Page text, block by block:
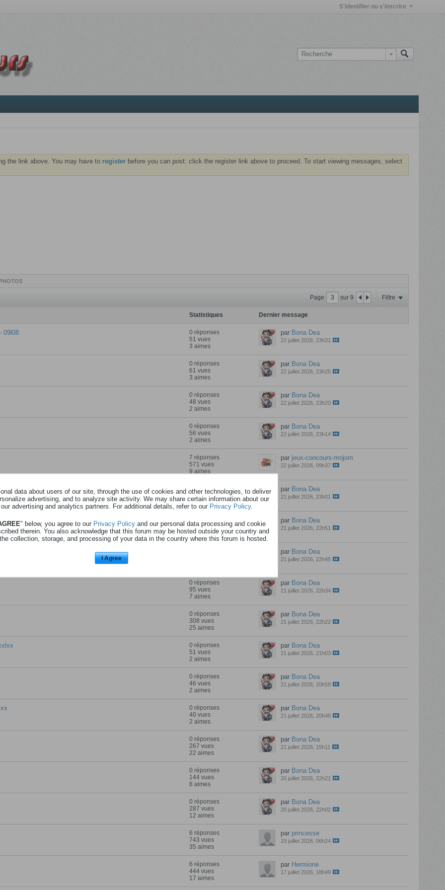
S'identifier ou s'inscrire
the link above. You may have to registerbefore you can post: click the register link above to proceed. To start viewing messages, select
PHOTOS
Page sur9 Filtre
Statistiques Dernier message
09l08
0 réponses
51 vues
3 aimes
par Bona Dea
22 juillet 2026, 23h31
0 réponses
61 vues
3 aimes
par Bona Dea
22 juillet 2026, 23h25
0 réponses
48 vues
2 aimes
par Bona Dea
22 juillet 2026, 23h20
0 réponses
56 vues
2 aimes
par Bona Dea
22 juillet 2026, 23h14
7 réponses
571 vues
9 aimes
par jeux-concours-mojom
22 juillet 2026, 09h37
0 réponses
93 vues
7 aimes
par Bona Dea
21 juillet 2026, 23h01
0 réponses
56 vues
5 aimes
par Bona Dea
21 juillet 2026, 22h51
par Bona Dea
21 juillet 2026, 22h45
0 réponses
95 vues
7 aimes
par Bona Dea
21 juillet 2026, 22h34
0 réponses
308 vues
25 aimes
par Bona Dea
21 juillet 2026, 22h22
0 réponses
51 vues
2 aimes
par Bona Dea
21 juillet 2026, 21h03
0 réponses
46 vues
2 aimes
par Bona Dea
21 juillet 2026, 20h59
0 réponses
40 vues
2 aimes
par Bona Dea
21 juillet 2026, 20h49
0 réponses
267 vues
22 aimes
par Bona Dea
21 juillet 2026, 15h11
0 réponses
144 vues
6 aimes
par Bona Dea
20 juillet 2026, 22h21
0 réponses
287 vues
12 aimes
par Bona Dea
20 juillet 2026, 22h02
6 réponses
743 vues
35 aimes
par princesse
19 juillet 2026, 06h24
6 réponses
444 vues
17 aimes
par Hermione
17 juillet 2026, 18h49
data about users of our site, through the use of cookies and other technologies, to deliver
advertising, and to analyze site activity. We may share certain information about our
advertising and analytics partners. For additional details, refer to our Privacy Policy.
" below, you agree to our Privacy Policyand our personal data processing and cookie
therein. You also acknowledge that this forum may be hosted outside your country and
collection, storage, and processing of your data in the country where this forum is hosted.
I Agree